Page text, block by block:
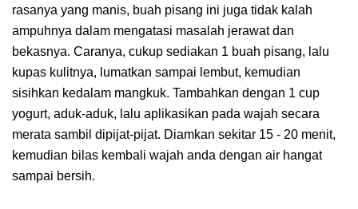
rasanya yang manis, buah pisang ini juga tidak kalah
ampuhnya dalam mengatasi masalah jerawat dan
bekasnya. Caranya, cukup sediakan 1 buah pisang, lalu
kupas kulitnya, lumatkan sampai lembut, kemudian
sisihkan kedalam mangkuk. Tambahkan dengan 1 cup
yogurt, aduk-aduk, lalu aplikasikan pada wajah secara
merata sambil dipijat-pijat. Diamkan sekitar 15 - 20 menit,
kemudian bilas kembali wajah anda dengan air hangat
sampai bersih.